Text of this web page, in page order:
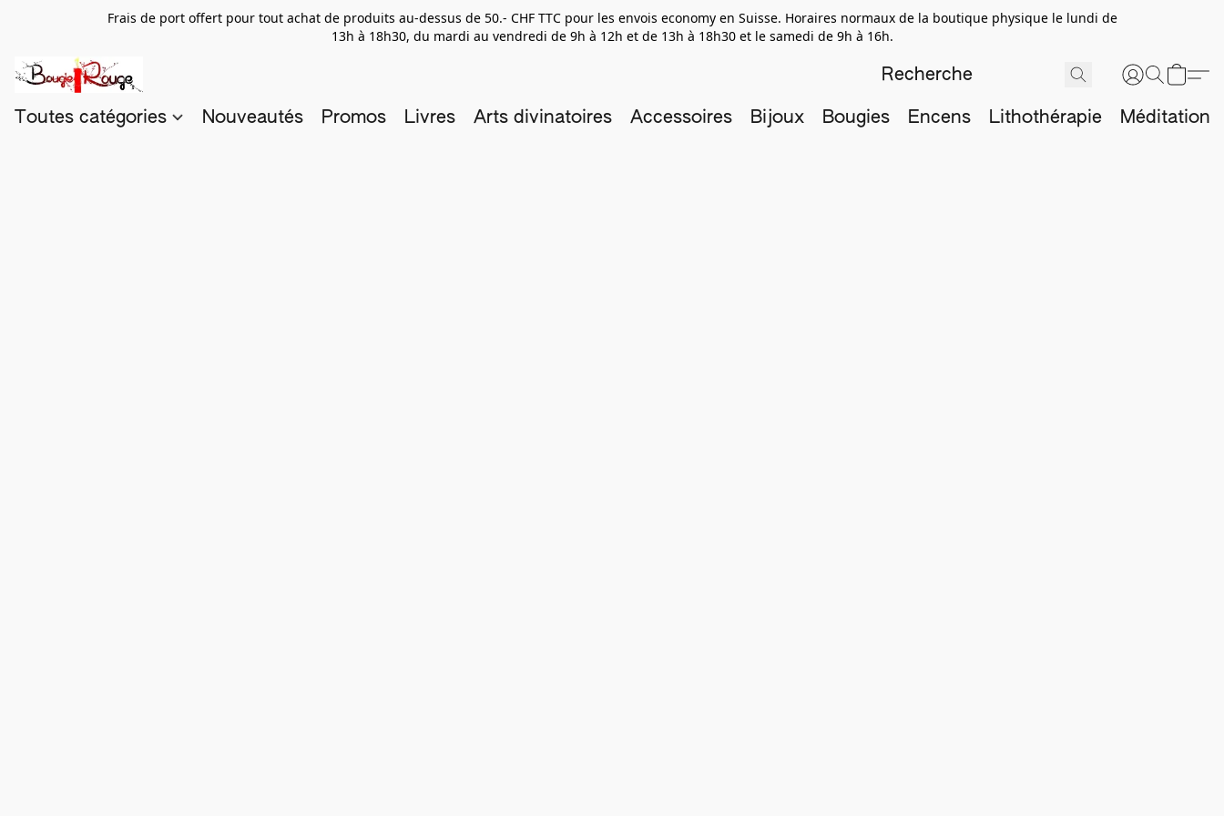
Frais de port offert pour tout achat de produits au-dessus de 50.- CHF TTC pour les envois economy en Suisse. Horaires normaux de la boutique physique le lundi de
13h à 18h30, du mardi au vendredi de 9h à 12h et de 13h à 18h30 et le samedi de 9h à 16h.
Toutes catégories Nouveautés Promos Livres Arts divinatoires Accessoires Bijoux Bougies Encens Lithothérapie Méditation